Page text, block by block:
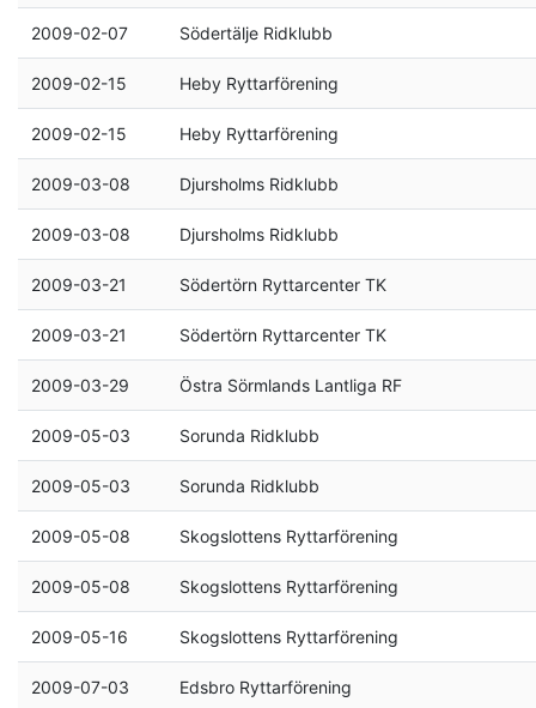
2009-02-07 Södertälje Ridklubb
2009-02-15 Heby Ryttarförening
2009-02-15 Heby Ryttarförening
2009-03-08 Djursholms Ridklubb
2009-03-08 Djursholms Ridklubb
2009-03-21 Södertörn Ryttarcenter TK
2009-03-21 Södertörn Ryttarcenter TK
2009-03-29 Östra Sörmlands Lantliga RF
2009-05-03 Sorunda Ridklubb
2009-05-03 Sorunda Ridklubb
2009-05-08 Skogslottens Ryttarförening
2009-05-08 Skogslottens Ryttarförening
2009-05-16 Skogslottens Ryttarförening
2009-07-03 Edsbro Ryttarförening